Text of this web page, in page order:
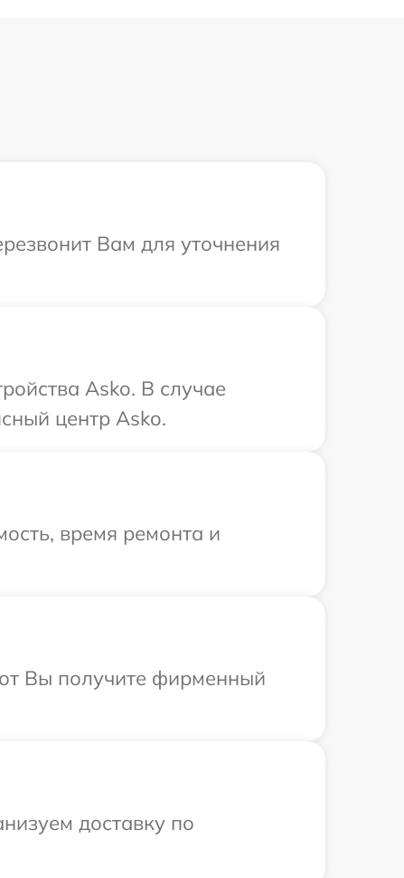
Вам для уточнения
Asko. В случае
центр Asko.
время ремонта и
Вы получите фирменный
доставку по